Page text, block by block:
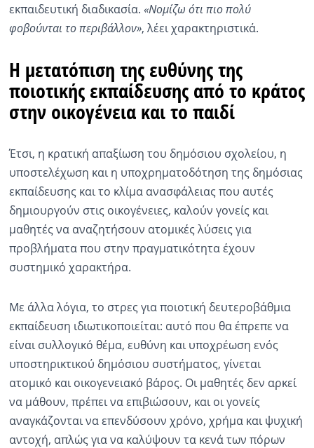
εκπαιδευτική διαδικασία. «Νομίζω ότι πιο πολύ
φοβούνται το περιβάλλον», λέει χαρακτηριστικά.
Η μετατόπιση της ευθύνης της
ποιοτικής εκπαίδευσης από το κράτος
στην οικογένεια και το παιδί
Έτσι, η κρατική απαξίωση του δημόσιου σχολείου, η
υποστελέχωση και η υποχρηματοδότηση της δημόσιας
εκπαίδευσης και το κλίμα ανασφάλειας που αυτές
δημιουργούν στις οικογένειες, καλούν γονείς και
μαθητές να αναζητήσουν ατομικές λύσεις για
προβλήματα που στην πραγματικότητα έχουν
συστημικό χαρακτήρα.
Με άλλα λόγια, το στρες για ποιοτική δευτεροβάθμια
εκπαίδευση ιδιωτικοποιείται: αυτό που θα έπρεπε να
είναι συλλογικό θέμα, ευθύνη και υποχρέωση ενός
υποστηρικτικού δημόσιου συστήματος, γίνεται
ατομικό και οικογενειακό βάρος. Οι μαθητές δεν αρκεί
να μάθουν, πρέπει να επιβιώσουν, και οι γονείς
αναγκάζονται να επενδύσουν χρόνο, χρήμα και ψυχική
αντοχή, απλώς για να καλύψουν τα κενά των πόρων